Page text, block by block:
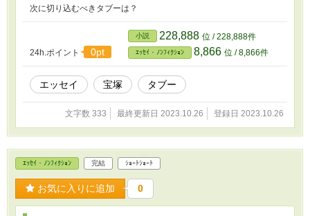
次に切り込むべきタブーは？
24h.ポイント 0pt
小説 228,888 位 / 228,888件
ｴｯｾｲ・ﾉﾝﾌｨｸｼｮﾝ 8,866 位 / 8,866件
エッセイ 宝塚 タブー
文字数 333 最終更新日 2023.10.26 登録日 2023.10.26
ｴｯｾｲ・ﾉﾝﾌｨｸｼｮﾝ 完結 ｼｮｰﾄｼｮｰﾄ
お気に入りに追加 0